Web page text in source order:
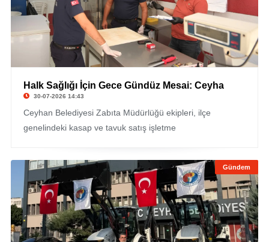
Halk Sağlığı İçin Gece Gündüz Mesai: Ceyha
30-07-2026 14:43
Ceyhan Belediyesi Zabıta Müdürlüğü ekipleri, ilçe
genelindeki kasap ve tavuk satış işletme
Gündem